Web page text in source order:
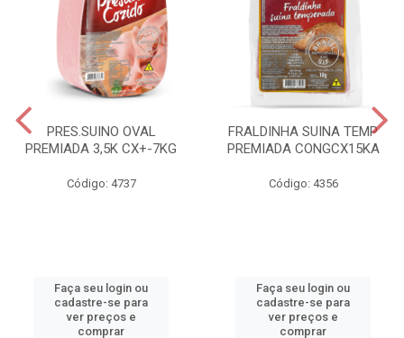
PRES.SUINO OVAL
PREMIADA 3,5K CX+-7KG
Código: 4737
Faça seu login ou
cadastre-se para
ver preços e
comprar
FRALDINHA SUINA TEMP
PREMIADA CONGCX15KA
Código: 4356
Faça seu login ou
cadastre-se para
ver preços e
comprar